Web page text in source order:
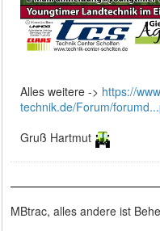
Alles weitere -> https://
technik.de/Forum/
Gruß Hartmut
MBtrac, alles andere ist